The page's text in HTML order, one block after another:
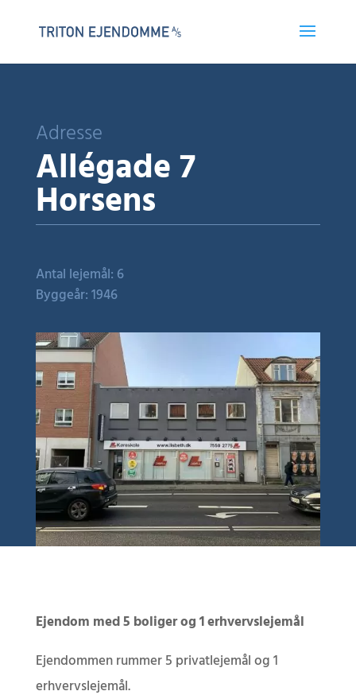
Adresse
Allégade 7
Horsens
Antal lejemål: 6
Byggeår: 1946
Ejendom med 5 boliger og 1 erhvervslejemål
Ejendommen rummer 5 privatlejemål og 1
erhvervslejemål.